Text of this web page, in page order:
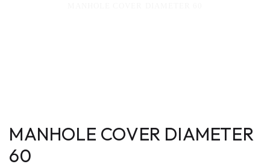
MANHOLE COVER DIAMETER
60